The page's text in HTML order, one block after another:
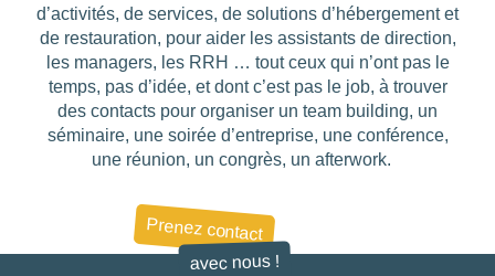
d’activités, de services, de solutions d’hébergement et
de restauration, pour aider les assistants de direction,
les managers, les RRH … tout ceux qui n’ont pas le
temps, pas d’idée, et dont c’est pas le job, à trouver
des contacts pour organiser un team building, un
séminaire, une soirée d’entreprise, une conférence,
une réunion, un congrès, un afterwork.
Prenez contact
avec nous !
SITUATION
Choisir
DESTINATION
BUDGET PAR PERSONNE